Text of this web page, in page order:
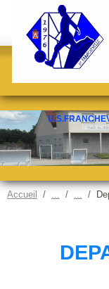
Accueil
Panneau de gestion